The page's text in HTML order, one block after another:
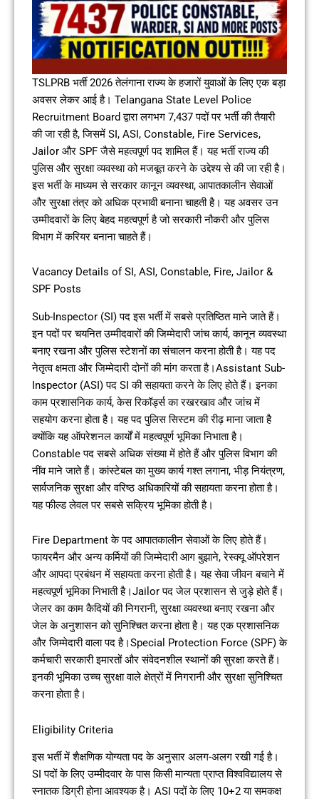
TSLPRB भर्ती 2026 तेलंगाना राज्य के हजारों युवाओं के लिए एक बड़ा
अवसर लेकर आई है। Telangana State Level Police
Recruitment Board द्वारा लगभग 7,437 पदों पर भर्ती की तैयारी
की जा रही है, जिसमें SI, ASI, Constable, Fire Services,
Jailor और SPF जैसे महत्वपूर्ण पद शामिल हैं। यह भर्ती राज्य की
पुलिस और सुरक्षा व्यवस्था को मजबूत करने के उद्देश्य से की जा रही है।
इस भर्ती के माध्यम से सरकार कानून व्यवस्था, आपातकालीन सेवाओं
और सुरक्षा तंत्र को अधिक प्रभावी बनाना चाहती है। यह अवसर उन
उम्मीदवारों के लिए बेहद महत्वपूर्ण है जो सरकारी नौकरी और पुलिस
विभाग में करियर बनाना चाहते हैं।
Vacancy Details of SI, ASI, Constable, Fire, Jailor &
SPF Posts
Sub-Inspector (SI) पद इस भर्ती में सबसे प्रतिष्ठित माने जाते हैं।
इन पदों पर चयनित उम्मीदवारों की जिम्मेदारी जांच कार्य, कानून व्यवस्था
बनाए रखना और पुलिस स्टेशनों का संचालन करना होती है। यह पद
नेतृत्व क्षमता और जिम्मेदारी दोनों की मांग करता है।Assistant Sub-
Inspector (ASI) पद SI की सहायता करने के लिए होते हैं। इनका
काम प्रशासनिक कार्य, केस रिकॉर्ड्स का रखरखाव और जांच में
सहयोग करना होता है। यह पद पुलिस सिस्टम की रीढ़ माना जाता है
क्योंकि यह ऑपरेशनल कार्यों में महत्वपूर्ण भूमिका निभाता है।
Constable पद सबसे अधिक संख्या में होते हैं और पुलिस विभाग की
नींव माने जाते हैं। कांस्टेबल का मुख्य कार्य गश्त लगाना, भीड़ नियंत्रण,
सार्वजनिक सुरक्षा और वरिष्ठ अधिकारियों की सहायता करना होता है।
यह फील्ड लेवल पर सबसे सक्रिय भूमिका होती है।
Fire Department के पद आपातकालीन सेवाओं के लिए होते हैं।
फायरमैन और अन्य कर्मियों की जिम्मेदारी आग बुझाने, रेस्क्यू ऑपरेशन
और आपदा प्रबंधन में सहायता करना होती है। यह सेवा जीवन बचाने में
महत्वपूर्ण भूमिका निभाती है।Jailor पद जेल प्रशासन से जुड़े होते हैं।
जेलर का काम कैदियों की निगरानी, सुरक्षा व्यवस्था बनाए रखना और
जेल के अनुशासन को सुनिश्चित करना होता है। यह एक प्रशासनिक
और जिम्मेदारी वाला पद है।Special Protection Force (SPF) के
कर्मचारी सरकारी इमारतों और संवेदनशील स्थानों की सुरक्षा करते हैं।
इनकी भूमिका उच्च सुरक्षा वाले क्षेत्रों में निगरानी और सुरक्षा सुनिश्चित
करना होता है।
Eligibility Criteria
इस भर्ती में शैक्षणिक योग्यता पद के अनुसार अलग-अलग रखी गई है।
SI पदों के लिए उम्मीदवार के पास किसी मान्यता प्राप्त विश्वविद्यालय से
स्नातक डिग्री होना आवश्यक है। ASI पदों के लिए 10+2 या समकक्ष